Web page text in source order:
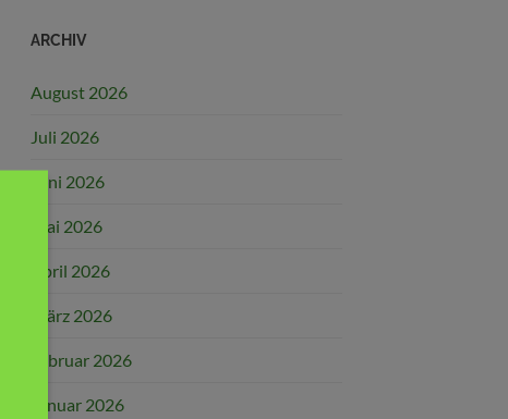
ARCHIV
August 2026
Juli 2026
Juni 2026
Mai 2026
April 2026
März 2026
Februar 2026
Januar 2026